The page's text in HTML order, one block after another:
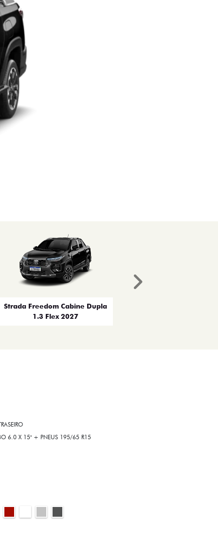
Strada Freedom Cabine Dupla
1.3 Flex 2027
Próximo
6.0 X 15" + PNEUS 195/65 R15